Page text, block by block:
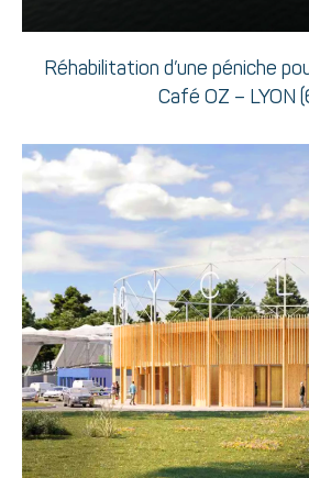
Réhabilitation d’une péniche
Café OZ – LYON